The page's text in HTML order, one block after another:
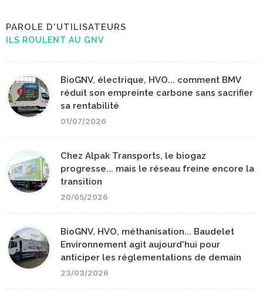
PAROLE D'UTILISATEURS
ILS ROULENT AU GNV
BioGNV, électrique, HVO... comment BMV
réduit son empreinte carbone sans sacrifier
sa rentabilité
01/07/2026
Chez Alpak Transports, le biogaz
progresse... mais le réseau freine encore la
transition
20/05/2026
BioGNV, HVO, méthanisation... Baudelet
Environnement agit aujourd'hui pour
anticiper les réglementations de demain
23/03/2026